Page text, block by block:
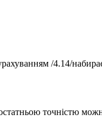
/4.14/
точністю